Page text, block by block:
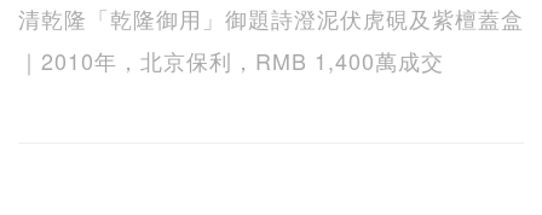
清乾隆「乾隆御用」御題詩澄泥伏虎硯及紫檀蓋盒
｜2010年，北京保利，RMB 1,400萬成交